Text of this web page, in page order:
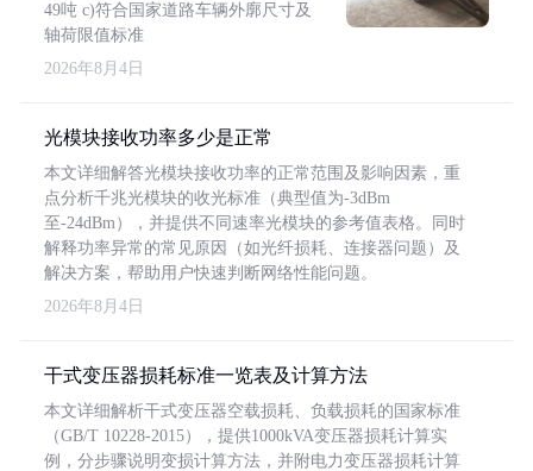
49吨 c)符合国家道路车辆外廓尺寸及
轴荷限值标准
2026年8月4日
光模块接收功率多少是正常
本文详细解答光模块接收功率的正常范围及影响因素，重
点分析千兆光模块的收光标准（典型值为-3dBm
至-24dBm），并提供不同速率光模块的参考值表格。同时
解释功率异常的常见原因（如光纤损耗、连接器问题）及
解决方案，帮助用户快速判断网络性能问题。
2026年8月4日
干式变压器损耗标准一览表及计算方法
本文详细解析干式变压器空载损耗、负载损耗的国家标准
（GB/T 10228-2015），提供1000kVA变压器损耗计算实
例，分步骤说明变损计算方法，并附电力变压器损耗计算